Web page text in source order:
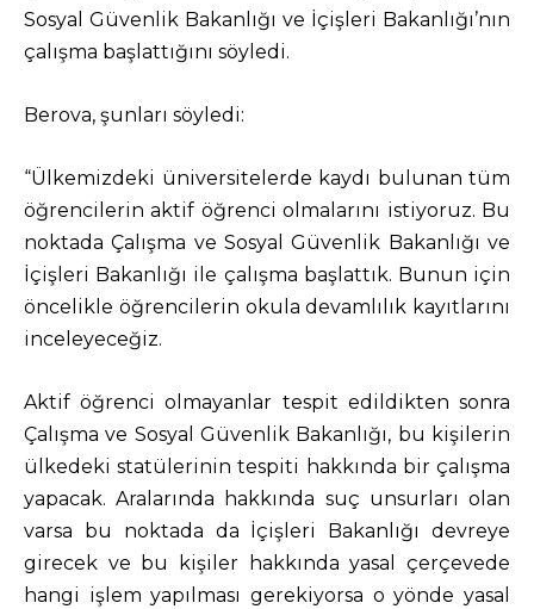
Sosyal Güvenlik Bakanlığı ve İçişleri Bakanlığı’nın
çalışma başlattığını söyledi.
Berova, şunları söyledi:
“Ülkemizdeki üniversitelerde kaydı bulunan tüm
öğrencilerin aktif öğrenci olmalarını istiyoruz. Bu
noktada Çalışma ve Sosyal Güvenlik Bakanlığı ve
İçişleri Bakanlığı ile çalışma başlattık. Bunun için
öncelikle öğrencilerin okula devamlılık kayıtlarını
inceleyeceğiz.
Aktif öğrenci olmayanlar tespit edildikten sonra
Çalışma ve Sosyal Güvenlik Bakanlığı, bu kişilerin
ülkedeki statülerinin tespiti hakkında bir çalışma
yapacak. Aralarında hakkında suç unsurları olan
varsa bu noktada da İçişleri Bakanlığı devreye
girecek ve bu kişiler hakkında yasal çerçevede
hangi işlem yapılması gerekiyorsa o yönde yasal